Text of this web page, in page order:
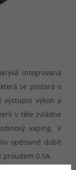
integrovaná
se postará o
výstupní výkon a
v těle zvládne
vaping. V
opětovně dobít
proudem 0.5A.